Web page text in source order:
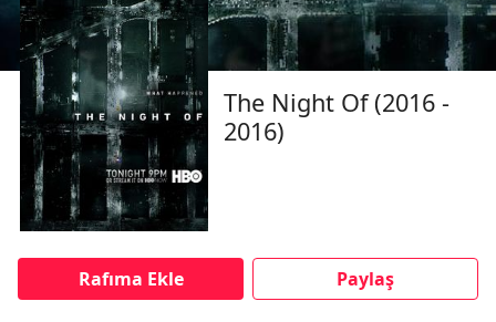
The Night Of (2016 -
2016)
Rafıma Ekle Paylaş